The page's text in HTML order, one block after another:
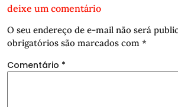
deixe um comentário
O seu endereço de e-mail não será
obrigatórios são marcados com *
Comentário *